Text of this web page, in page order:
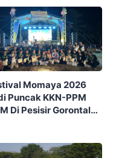
Momaya 2026
Puncak KKN-PPM
Di Pesisir Gorontalo,